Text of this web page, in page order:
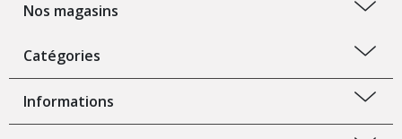
Nos magasins
Catégories
Informations